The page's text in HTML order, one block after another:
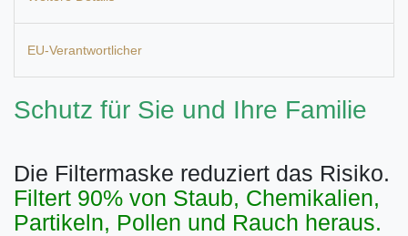
EU-Verantwortlicher
Schutz für Sie und Ihre Familie
Die Filtermaske reduziert das Risiko.
Filtert 90% von Staub, Chemikalien,
Partikeln, Pollen und Rauch heraus.